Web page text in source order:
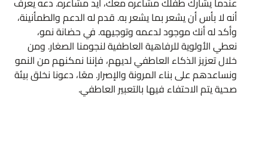
أنه لا بأس أن يشعر بما يشعر به. قدم له الدعم والطمأنينة،
وأكد له أنك موجود لدعمه وتوجيهه. في حضانة نمو،
نعطي الأولوية للرفاهية العاطفية لنجومنا الصغار. ومن
خلال تعزيز الذكاء العاطفي لديهم، فإننا نمكنهم من النمو
ونساعدهم على بناء المرونة والإصرار. معًا، دعونا نخلق بيئة
صحية يتم الاحتفاء فيها بالتعبير العاطفي.